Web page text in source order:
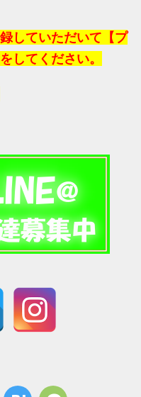
していただいて【プ
してください。